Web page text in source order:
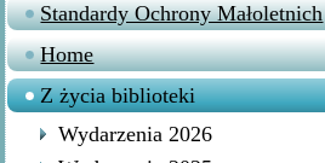
Standardy Ochrony Małoletnich
Home
Z życia biblioteki
Wydarzenia 2026